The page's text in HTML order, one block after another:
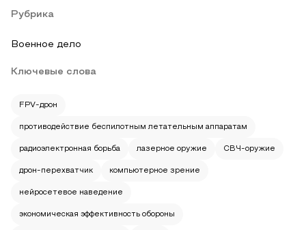
Рубрика
Военное дело
Ключевые слова
FPV-дрон
противодействие беспилотным летательным аппаратам
радиоэлектронная борьба лазерное оружие СВЧ-оружие
дрон-перехватчик компьютерное зрение
нейросетевое наведение
экономическая эффективность обороны